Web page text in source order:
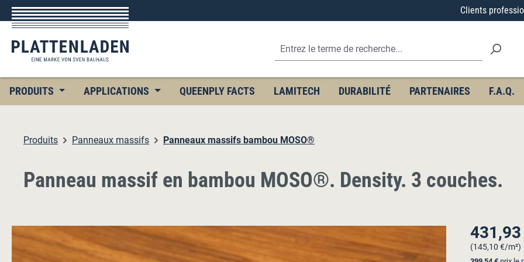
au contenu principal
Passer à la recherche
Passer à la navigation principale Clients
PRODUITS APPLICATIONS QUEENPLY FACTS LAMITECH DURABILITÉ PARTENAIRES F.A.Q.
Produits Panneaux massifs Panneaux massifs bambou MOSO®
Panneau massif en bambou MOSO®. Density. 3 couches.
Ignorer la galerie d'images Prix régulier :
431,93
(145,10 €/m²)